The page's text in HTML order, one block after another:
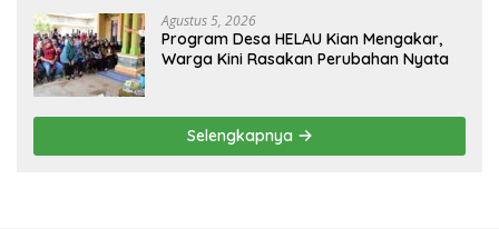
Agustus 5, 2026
Program Desa HELAU Kian Mengakar,
Warga Kini Rasakan Perubahan Nyata
Selengkapnya